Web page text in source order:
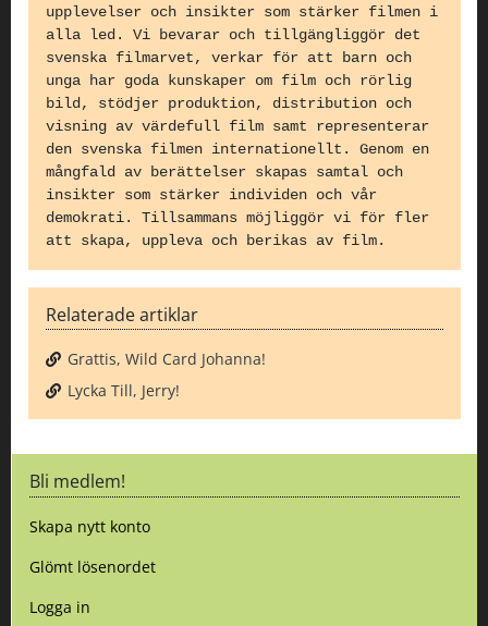
upplevelser och insikter som stärker filmen i
alla led. Vi bevarar och tillgängliggör det
svenska filmarvet, verkar för att barn och
unga har goda kunskaper om film och rörlig
bild, stödjer produktion, distribution och
visning av värdefull film samt representerar
den svenska filmen internationellt. Genom en
mångfald av berättelser skapas samtal och
insikter som stärker individen och vår
demokrati. Tillsammans möjliggör vi för fler
att skapa, uppleva och berikas av film.
Relaterade artiklar
Grattis, Wild Card Johanna!
Lycka Till, Jerry!
Bli medlem!
Skapa nytt konto
Glömt lösenordet
Logga in